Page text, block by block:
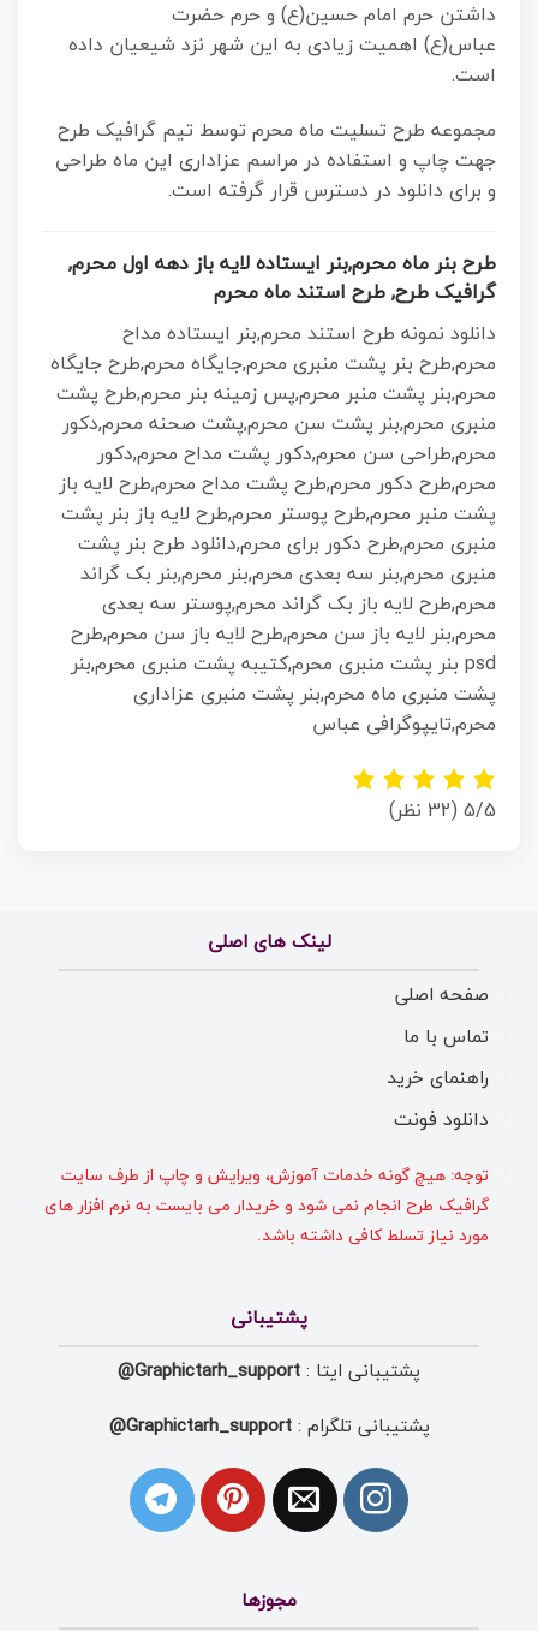
داشتن حرم امام حسین(ع) و حرم حضرت
عباس(ع) اهمیت زیادی به این شهر نزد شیعیان داده
است.
مجموعه طرح تسلیت ماه محرم توسط تیم گرافیک طرح
جهت چاپ و استفاده در مراسم عزاداری این ماه طراحی
و برای دانلود در دسترس قرار گرفته است.
طرح بنر ماه محرم,بنر ایستاده لایه باز دهه اول محرم,
گرافیک طرح, طرح استند ماه محرم
دانلود نمونه طرح استند محرم,بنر ایستاده مداح
محرم,طرح بنر پشت منبری محرم,جایگاه محرم,طرح جایگاه
محرم,بنر پشت منبر محرم,پس زمینه بنر محرم,طرح پشت
منبری محرم,بنر پشت سن محرم,پشت صحنه محرم,دکور
محرم,طراحی سن محرم,دکور پشت مداح محرم,دکور
محرم,طرح دکور محرم,طرح پشت مداح محرم,طرح لایه باز
پشت منبر محرم,طرح پوستر محرم,طرح لایه باز بنر پشت
منبری محرم,طرح دکور برای محرم,دانلود طرح بنر پشت
منبری محرم,بنر سه بعدی محرم,بنر محرم,بنر بک گراند
محرم,طرح لایه باز بک گراند محرم,پوستر سه بعدی
محرم,بنر لایه باز سن محرم,طرح لایه باز سن محرم,طرح
psd بنر پشت منبری محرم,کتیبه پشت منبری محرم,بنر
پشت منبری ماه محرم,بنر پشت منبری عزاداری
محرم,تایپوگرافی عباس
5/5 (32 نظر)
لینک های اصلی
صفحه اصلی
تماس با ما
راهنمای خرید
دانلود فونت
توجه: هیچ گونه خدمات آموزش، ویرایش و چاپ از طرف سایت
گرافیک طرح انجام نمی شود و خریدار می بایست به نرم افزار های
مورد نیاز تسلط کافی داشته باشد.
پشتیبانی
پشتیبانی ایتا : Graphictarh_support@
پشتیبانی تلگرام :Graphictarh_support@
مجوزها